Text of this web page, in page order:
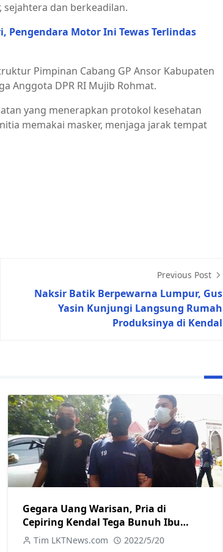
dan berkeadilan.
Pengendara Motor Ini Tewas Terlindas
Pimpinan Cabang GP Ansor Kabupaten
Anggota DPR RI Mujib Rohmat.
yang menerapkan protokol kesehatan
memakai masker, menjaga jarak tempat
Previous Post
Naksir Batik Berpewarna Lumpur, Gus
Yasin Kunjungi Langsung Rumah
Produksinya di Kendal
Gegara Uang Warisan, Pria di
Cepiring Kendal Tega Bunuh Ibu
Kandungnya Sendiri
Tim LKTNews.com 2022/5/20